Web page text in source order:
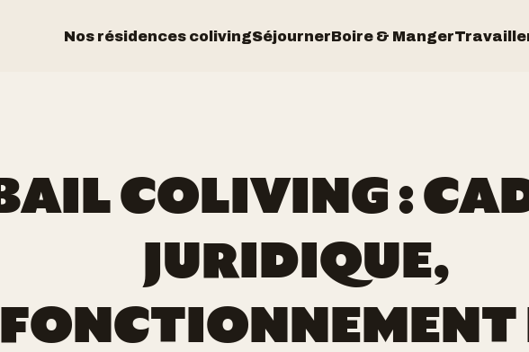
Nos résidences colivingSéjournerBoire & Manger
BAIL COLIVING :
JURIDIQUE,
FONCTIONNEMENT